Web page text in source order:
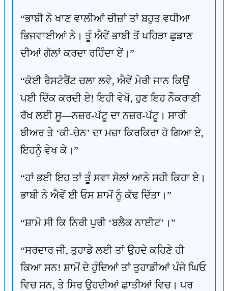
“ਭਾਬੀ ਨੇ ਖਾਣ ਵਾਲੀਆਂ ਚੀਜ਼ਾਂ ਤਾਂ ਬਹੁਤ ਵਧੀਆ
ਭਿਜਵਾਈਆਂ ਨੇ। ਤੂੰ ਐਵੇਂ ਭਾਬੀ ਤੋਂ ਖਹਿੜਾ ਛੁਡਾਣ
ਦੀਆਂ ਗੱਲਾਂ ਕਰਦਾ ਰਹਿੰਦਾ ਏਂ।”
“ਕੋਈ ਰੈਸਟੋਰੈਂਟ ਚਲਾ ਲਵੇ, ਐਵੇਂ ਮੇਰੀ ਜਾਨ ਕਿਉਂ
ਪਈ ਦਿੱਕ ਕਰਦੀ ਏ! ਇਹੀ ਵੇਖੋ, ਹੁਣ ਇਹ ਨੌਕਰਾਣੀ
ਰੱਖ ਲਈ ਸੂ—ਨਜ਼ਰ-ਪੱਟੂ ਦਾ ਨਜ਼ਰ-ਪੱਟੂ। ਸਾਰੀ
ਬੀਅਰ ਤੇ ‘ਕੀ-ਚੇਨ’ ਦਾ ਮਜ਼ਾ ਕਿਰਕਿਰਾ ਹੋ ਗਿਆ ਏ,
ਇਹਨੂੰ ਵੇਖ ਕੇ।”
“ਹਾਂ ਭਈ ਇਹ ਤਾਂ ਤੂੰ ਸਵਾ ਸੋਲਾਂ ਆਨੇ ਸਹੀ ਕਿਹਾ ਏ।
ਭਾਬੀ ਨੇ ਐਵੇਂ ਈ ਓਸ ਸ਼ਾਮੋਂ ਨੂੰ ਕੱਢ ਦਿੱਤਾ।”
“ਸ਼ਾਮੋ ਸੀ ਕਿ ਨਿਰੀ ਪੁਰੀ ‘ਬਲੈਕ ਨਾਈਟ’।”
“ਸਰਦਾਰ ਜੀ, ਤੁਹਾਡੇ ਲਈ ਤਾਂ ਉਹਦੇ ਕਹਿਣੇ ਹੀ
ਕਿਆ ਸਨ! ਸ਼ਾਮੋਂ ਦੇ ਹੁੰਦਿਆਂ ਤਾਂ ਤੁਹਾਡੀਆਂ ਪੰਜੇ ਘਿਓ
ਵਿਚ ਸਨ, ਤੇ ਸਿਰ ਉਹਦੀਆਂ ਛਾਤੀਆਂ ਵਿਚ। ਪਰ